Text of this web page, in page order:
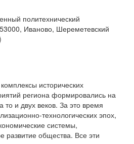
политехнический
Иваново, Шереметевский
исторических
региона формировались на
то и двух веков. За это время
технологических эпох,
системы,
развитие общества. Все эти